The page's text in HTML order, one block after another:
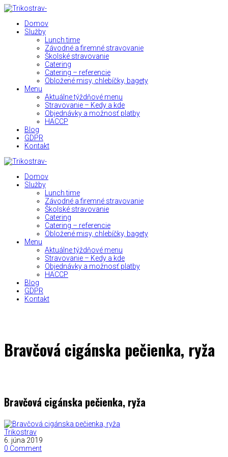
Domov
Služby
Lunch time
Závodné a firemné stravovanie
Školské stravovanie
Catering
Catering – referencie
Obložené misy, chlebíčky, bagety
Menu
Aktuálne týždňové menu
Stravovanie – Kedy a kde
Objednávky a možnosť platby
HACCP
Blog
GDPR
Kontakt
Domov
Služby
Lunch time
Závodné a firemné stravovanie
Školské stravovanie
Catering
Catering – referencie
Obložené misy, chlebíčky, bagety
Menu
Aktuálne týždňové menu
Stravovanie – Kedy a kde
Objednávky a možnosť platby
HACCP
Blog
GDPR
Kontakt
Bravčová cigánska pečienka, ryža
Bravčová cigánska pečienka, ryža
Trikostrav
6. júna 2019
0 Comment